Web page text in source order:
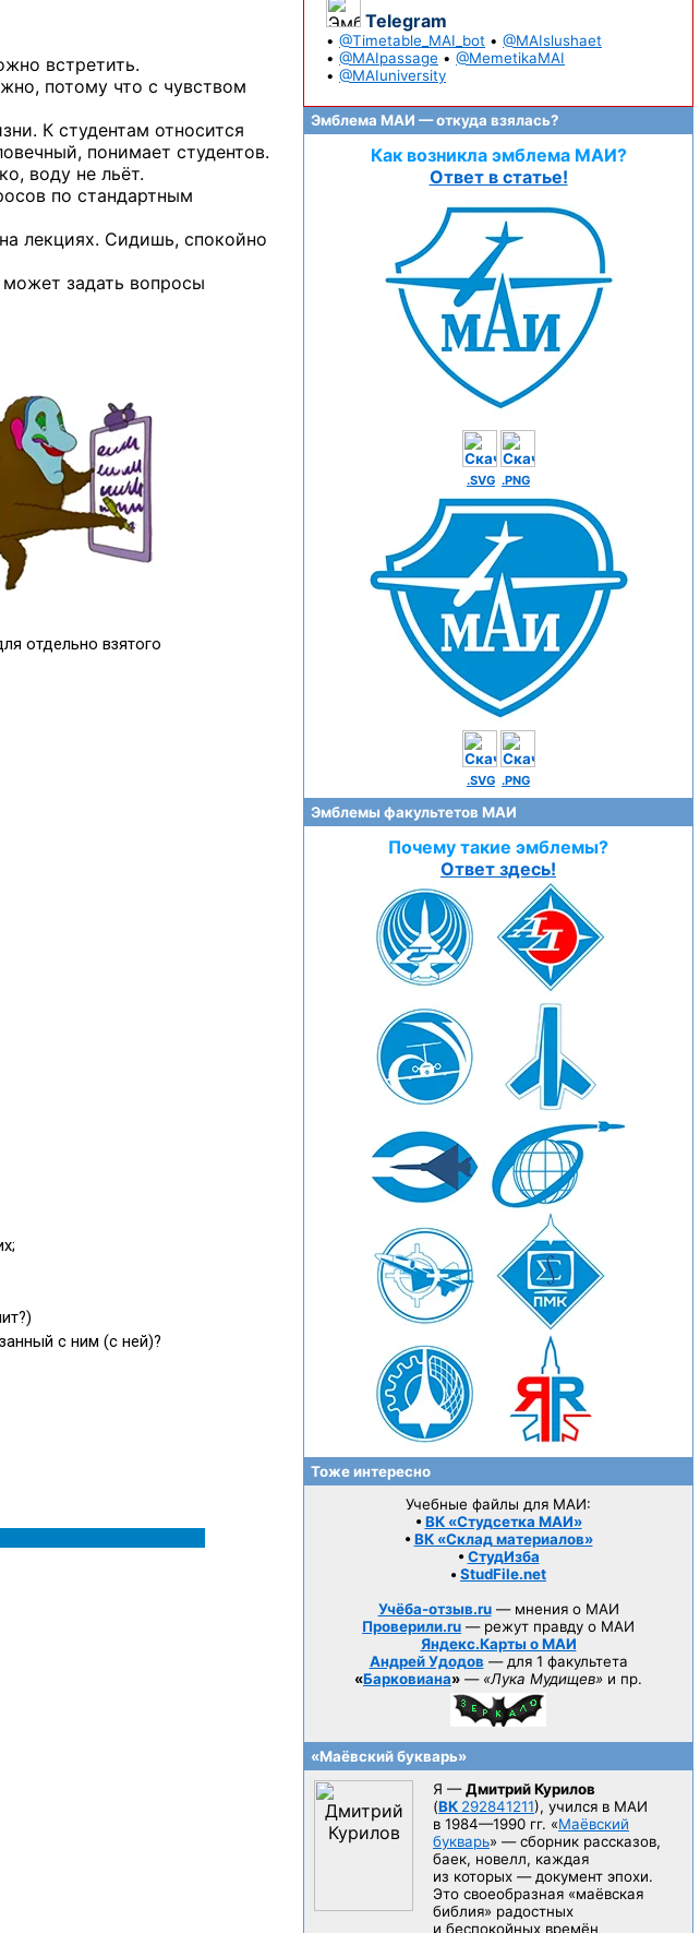
встретить.
потому что с чувством
К студентам относится
понимает студентов.
воду не льёт.
по стандартным
лекциях. Сидишь, спокойно
задать вопросы
Telegram
• @Timetable_MAI_bot • @MAIslushaet
• @MAIpassage • @MemetikaMAI
• @MAIuniversity
Эмблема МАИ — откуда взялась?
Как возникла эмблема МАИ?
Ответ в статье!
.SVG .PNG
.SVG .PNG
Эмблемы факультетов МАИ
Почему такие эмблемы?
Ответ здесь!
Тоже интересно
Учебные файлы для МАИ:
• ВК «Студсетка МАИ»
• ВК «Склад материалов»
• СтудИзба
• StudFile.net
Учёба-отзыв.ru— мнения о МАИ
Проверили.ru — режут правду о МАИ
Яндекс.Карты о МАИ
Андрей Удодов — для 1 факультета
«Барковиана» — «Лука Мудищев» и пр.
«Маёвский букварь»
Я —Дмитрий Курилов
(ВК 292841211), учился в МАИ
в 1984—1990 гг. «Маёвский
букварь» — сборник рассказов,
баек, новелл, каждая
из которых — документ эпохи.
Это своеобразная «маёвская
библия» радостных
и беспокойных времён